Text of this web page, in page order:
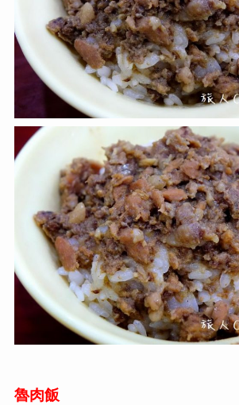
魯肉飯